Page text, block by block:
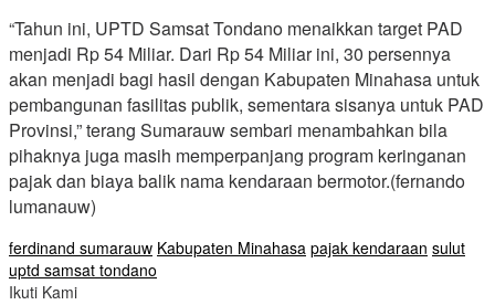
“Tahun ini, UPTD Samsat Tondano menaikkan target PAD
menjadi Rp 54 Miliar. Dari Rp 54 Miliar ini, 30 persennya
akan menjadi bagi hasil dengan Kabupaten Minahasa untuk
pembangunan fasilitas publik, sementara sisanya untuk PAD
Provinsi,” terang Sumarauw sembari menambahkan bila
pihaknya juga masih memperpanjang program keringanan
pajak dan biaya balik nama kendaraan bermotor.(fernando
lumanauw)
ferdinand sumarauw Kabupaten Minahasa pajak kendaraan sulut
uptd samsat tondano
Ikuti Kami